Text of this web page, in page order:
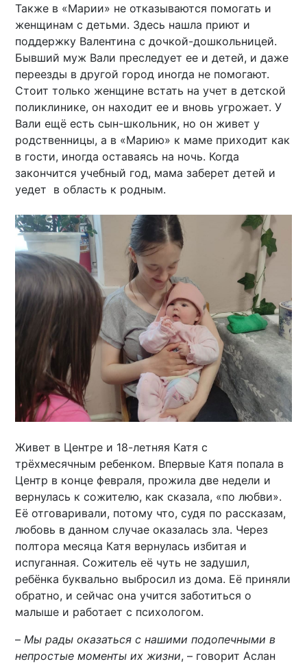
Также в «Марии» не отказываются помогать и
женщинам с детьми. Здесь нашла приют и
поддержку Валентина с дочкой-дошкольницей.
Бывший муж Вали преследует ее и детей, и даже
переезды в другой город иногда не помогают.
Стоит только женщине встать на учет в детской
поликлинике, он находит ее и вновь угрожает. У
Вали ещё есть сын-школьник, но он живет у
родственницы, а в «Марию» к маме приходит как
в гости, иногда оставаясь на ночь. Когда
закончится учебный год, мама заберет детей и
уедет в область к родным.
Живет в Центре и 18-летняя Катя с
трёхмесячным ребенком. Впервые Катя попала в
Центр в конце февраля, прожила две недели и
вернулась к сожителю, как сказала, «по любви».
Её отговаривали, потому что, судя по рассказам,
любовь в данном случае оказалась зла. Через
полтора месяца Катя вернулась избитая и
испуганная. Сожитель её чуть не задушил,
ребёнка буквально выбросил из дома. Её приняли
обратно, и сейчас она учится заботиться о
малыше и работает с психологом.
–Мы рады оказаться с нашими подопечными в
непростые моменты их жизни, – говорит Аслан